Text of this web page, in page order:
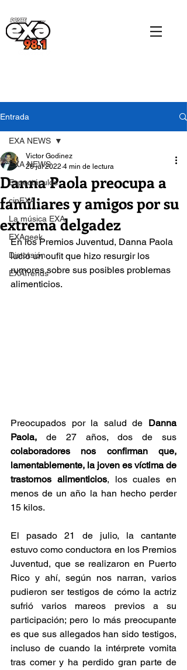
Entrada
EXA NEWS
Espectáculos
cinEXA
La música EXA
EXAgeek
Distorsión
EXATrends
EXA NEWS
Danna Paola preocupa a
familiares y amigos por su
extrema delgadez
Victor Godinez
26 jul 2022 4 min de lectura
En los Premios Juventud, Danna Paola
lució un oufit que hizo resurgir los
rumores sobre sus posibles problemas
alimenticios.
Preocupados por la salud de Danna
Paola, de 27 años, dos de sus
colaboradores nos confirman que,
lamentablemente, la joven es víctima de
trastornos alimenticios, los cuales en
menos de un año la han hecho perder
15 kilos.
El pasado 21 de julio, la cantante
estuvo como conductora en los Premios
Juventud, que se realizaron en Puerto
Rico y ahí, según nos narran, varios
pudieron ser testigos de cómo la actriz
sufrió varios mareos previos a su
participación; pero lo más preocupante
es que sus allegados han sido testigos,
incluso de cuando la intérprete vomita
tras comer y ha perdido gran parte de